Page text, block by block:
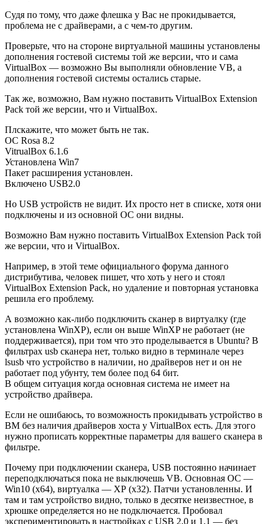
Судя по тому, что даже флешка у Вас не прокидывается,
проблема не с драйверами, а с чем-то другим.
Проверьте, что на стороне виртуальной машины установлены
дополнения гостевой системы той же версии, что и сама
VirtualBox — возможно Вы выполняли обновление VB, а
дополнения гостевой системы остались старые.
Так же, возможно, Вам нужно поставить VirtualBox Extension
Pack той же версии, что и VirtualBox.
Плскажите, что может быть не так.
ОС Rosa 8.2
VitrualBox 6.1.6
Установлена Win7
Пакет расширения установлен.
Включено USB2.0
Но USB устройств не видит. Их просто нет в списке, хотя они
подключены и из основной ОС они видны.
Возможно Вам нужно поставить VirtualBox Extension Pack той
же версии, что и VirtualBox.
Например, в этой теме официального форума данного
дистрибутива, человек пишет, что хоть у него и стоял
VirtualBox Extension Pack, но удаление и повторная установка
решила его проблему.
А возможно как-либо подключить сканер в виртуалку (где
установлена WinXP), если он выше WinXP не работает (не
поддерживается), при том что это проделывается в Ubuntu? В
фильтрах usb сканера нет, только видно в терминале через
lsusb что устройство в наличии, но драйверов нет и он не
работает под убунту, тем более под 64 бит.
В общем ситуация когда основная система не имеет на
устройство драйвера.
Если не ошибаюсь, то возможность прокидывать устройство в
ВМ без наличия драйверов хоста у VirtualBox есть. Для этого
нужно прописать корректные параметры для вашего сканера в
фильтре.
Почему при подключении сканера, USB постоянно начинает
переподключаться пока не выключешь VB. Основная ОС —
Win10 (х64), виртуалка — ХР (х32). Патчи установленны. И
там и там устройство видно, только в десятке неизвестное, в
хрюшке определяется но не подключается. Пробовал
экспериментировать в настройках с USB 2.0 и 1.1 — без